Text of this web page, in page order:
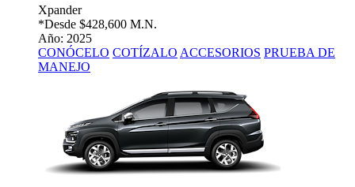
Xpander
*Desde $428,600 M.N.
Año: 2025
CONÓCELO COTÍZALO ACCESORIOS PRUEBA DE
MANEJO